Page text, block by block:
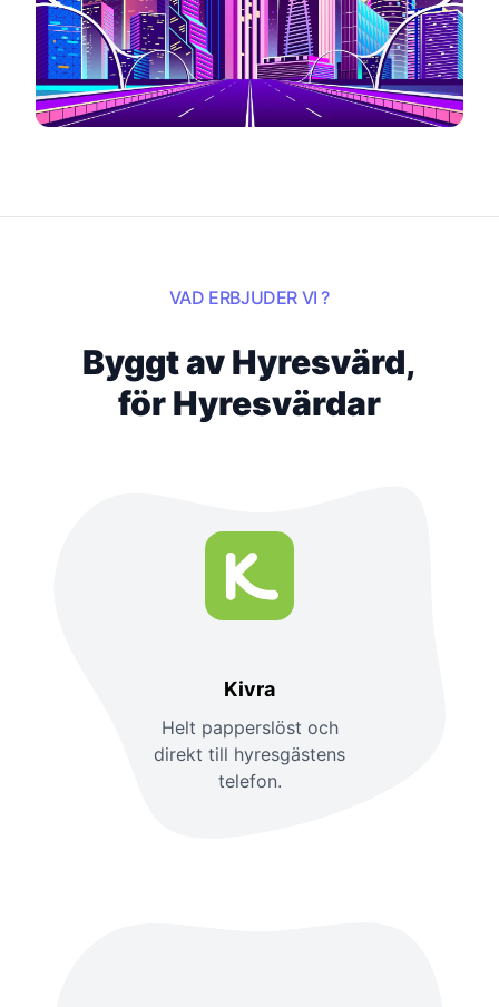
VAD ERBJUDER VI ?
Byggt av Hyresvärd,
för Hyresvärdar
Kivra
Helt papperslöst och
direkt till hyresgästens
telefon.